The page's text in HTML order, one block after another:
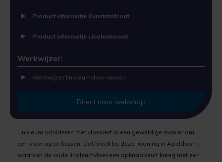
Clearprimer
Tegelprimer
Uniprimer
Colourcoat 2K
Clearcoat 2K
Keldervloer verven
Keukenvloer verven
Laminaatvloer verven
Nieuwbouw vloer verven
PVC vloer verven
Linoleum schilderen met vloerverf is een geweldige manier om
een vloer op te frissen. Dat bleek bij deze woning in Apeldoorn,
waarvan de oude linoleumvloer een opknapbeurt kreeg met een
Product informatie Kunststofcoat
Product informatie Linoleumcoat
Werkwijzer:
Werkwijzer linoleumvloer verven
Direct naar webshop